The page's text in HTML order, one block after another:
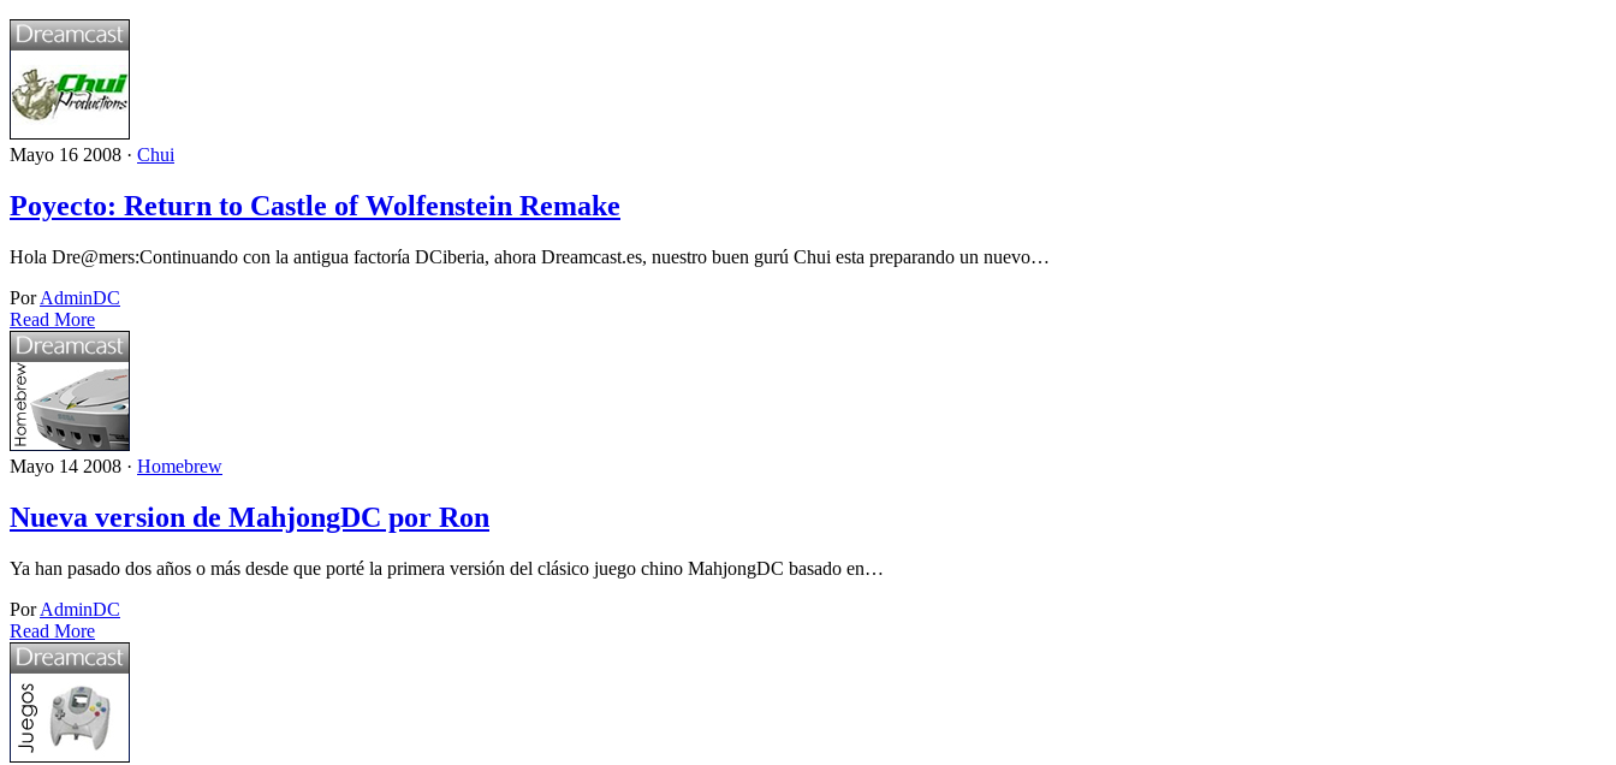
Mayo 16 2008 · Chui
Poyecto: Return to Castle of Wolfenstein Remake
Hola Dre@mers:Continuando con la antigua factoría DCiberia, ahora Dreamcast.es, nuestro buen gurú Chui esta preparando un nuevo…
PorAdminDC
Read More
Mayo 14 2008 · Homebrew
Nueva version de MahjongDC por Ron
Ya han pasado dos años o más desde que porté la primera versión del clásico juego chino MahjongDC basado en…
PorAdminDC
Read More